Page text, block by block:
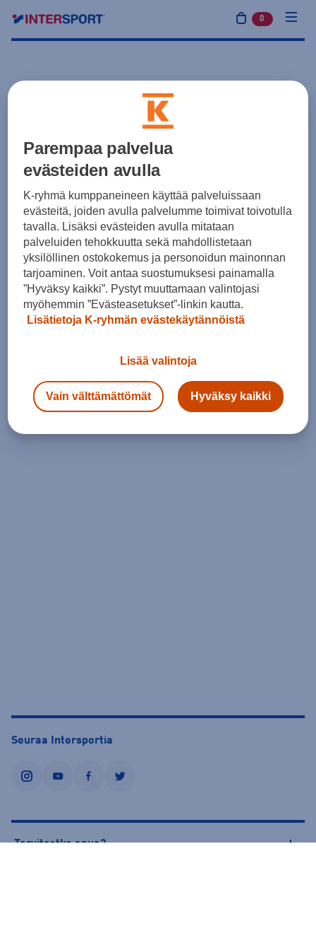
0 tuotetta
Seuraa Intersportia
instagramyoutubefacebooktwitter
Tarvitsetko apua?
Parempaa palvelua
evästeiden avulla
K-ryhmä kumppaneineen käyttää palveluissaan
evästeitä, joiden avulla palvelumme toimivat toivotulla
tavalla. Lisäksi evästeiden avulla mitataan
palveluiden tehokkuutta sekä mahdollistetaan
yksilöllinen ostokokemus ja personoidun mainonnan
tarjoaminen. Voit antaa suostumuksesi painamalla
”Hyväksy kaikki”. Pystyt muuttamaan valintojasi
myöhemmin ”Evästeasetukset”-linkin kautta.
Lisätietoja K-ryhmän evästekäytännöistä
Lisää valintoja
Vain välttämättömät Hyväksy kaikki